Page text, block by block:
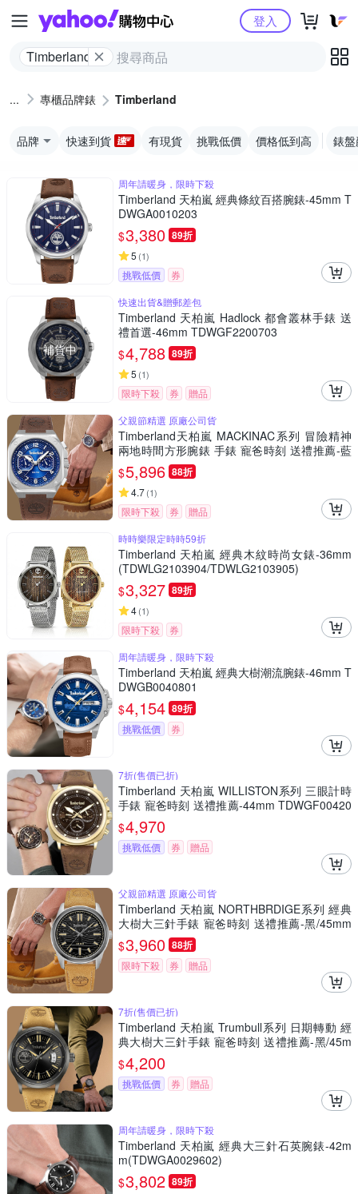
Yahoo購物中心
Timberland
登入
專櫃品牌錶 Timberland
品牌 快速到貨 有現貨 挑戰低價 價格低到高 錶
周年請暖身，限時下殺
Timberland 天柏嵐 經典條紋百搭腕錶-45mm T
DWGA0010203
$3,380 89折
5 (1)
挑戰低價 券
補貨中
快速出貨&贈郵差包
Timberland 天柏嵐 Hadlock 都會叢林手錶 送
禮首選-46mm TDWGF2200703
$4,788 89折
5 (1)
限時下殺 券
贈品
父親節精選 原廠公司貨
Timberland天柏嵐 MACKINAC系列 冒險精神
兩地時間方形腕錶 手錶 寵爸時刻 送禮推薦-藍
TDWGF0055003
$5,896 88折
4.7(1)
限時下殺 券
贈品
時時樂限定時時59折
Timberland 天柏嵐 經典木紋時尚女錶-36mm
(TDWLG2103904/TDWLG2103905)
$3,327 89折
4(1)
限時下殺
券
周年請暖身，限時下殺
Timberland 天柏嵐 經典大樹潮流腕錶-46mm T
DWGB0040801
$4,154 89折
挑戰低價 券
7折(售價已折)
Timberland 天柏嵐 WILLISTON系列 三眼計時
手錶 寵爸時刻 送禮推薦-44mm TDWGF00420
03
$4,970
挑戰低價 券 贈品
父親節精選 原廠公司貨
Timberland 天柏嵐 NORTHBRDIGE系列 經典
大樹大三針手錶 寵爸時刻 送禮推薦-黑/45mm
TDWGB0041204
$3,960 88折
限時下殺 券 贈品
7折(售價已折)
Timberland 天柏嵐 Trumbull系列 日期轉動 經
典大樹大三針手錶 寵爸時刻 送禮推薦-黑/45m
m TDWGB0041006
$4,200
挑戰低價 券 贈品
周年請暖身，限時下殺
Timberland 天柏嵐 經典大三針石英腕錶-42m
m(TDWGA0029602)
$3,802 89折